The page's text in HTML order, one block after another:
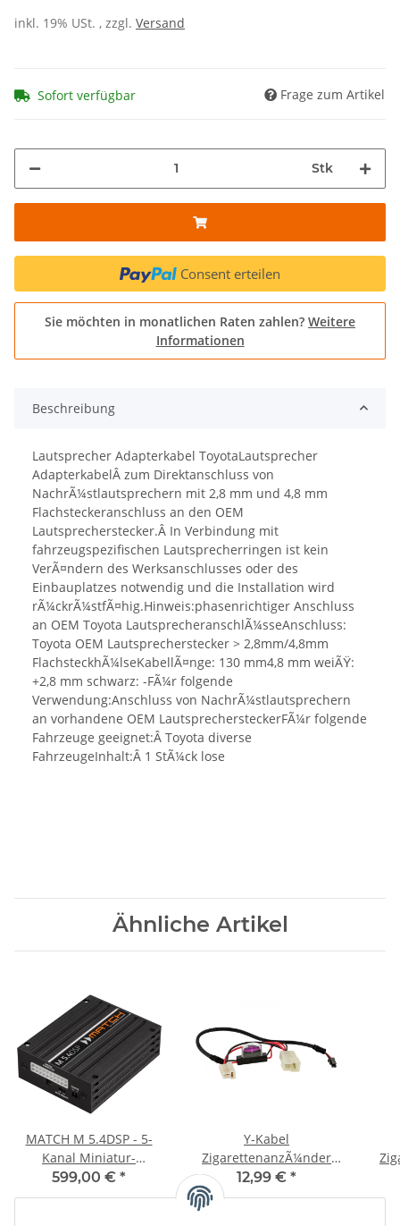
inkl. 19% USt. , zzgl. Versand
Sofort verfügbar Frage zum Artikel
Stk
Consent erteilen
Sie möchten in monatlichen Raten zahlen? Weitere
Informationen
Beschreibung
Lautsprecher Adapterkabel ToyotaLautsprecher
AdapterkabelÂ zum Direktanschluss von
NachrÃ¼stlautsprechern mit 2,8 mm und 4,8 mm
Flachsteckeranschluss an den OEM
Lautsprecherstecker.Â In Verbindung mit
fahrzeugspezifischen Lautsprecherringen ist kein
VerÃ¤ndern des Werksanschlusses oder des
Einbauplatzes notwendig und die Installation wird
rÃ¼ckrÃ¼stfÃ¤hig.Hinweis:phasenrichtiger Anschluss
an OEM Toyota LautsprecheranschlÃ¼sseAnschluss:
Toyota OEM Lautsprecherstecker > 2,8mm/4,8mm
FlachsteckhÃ¼lseKabellÃ¤nge: 130 mm4,8 mm weiÃŸ:
+2,8 mm schwarz: -FÃ¼r folgende
Verwendung:Anschluss von NachrÃ¼stlautsprechern
an vorhandene OEM LautsprechersteckerFÃ¼r folgende
Fahrzeuge geeignet:Â Toyota diverse
FahrzeugeInhalt:Â 1 StÃ¼ck lose
Ähnliche Artikel
MATCH M 5.4DSP - 5-
Kanal Miniatur-
Verstärker mit
integriertem 9-Kanal
599,00 € *
Y-Kabel
ZigarettenanzÃ¼nder
diverse
Fahrzeuge/InbayÂ® 15W
12,99 € *